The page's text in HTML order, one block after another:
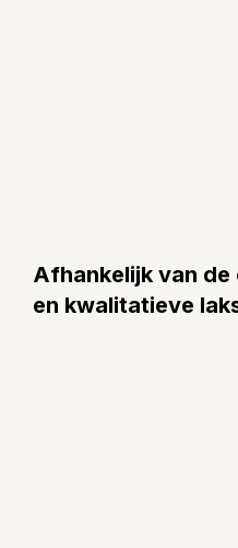
Afhankelijk van
en kwalitatieve